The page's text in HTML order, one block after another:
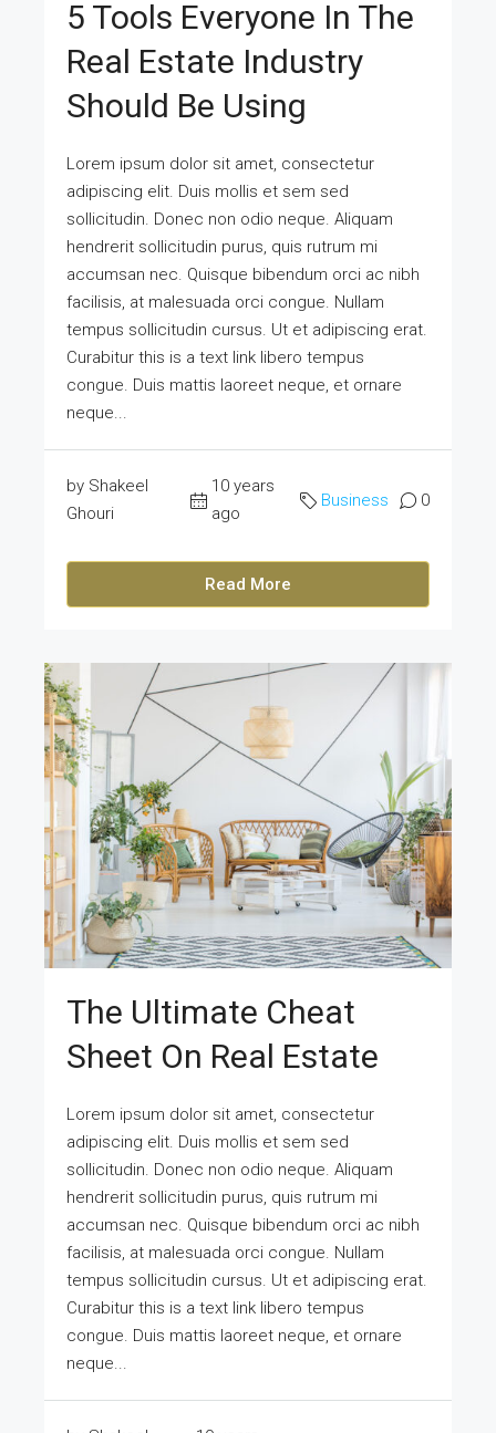
5 Tools Everyone In The
Real Estate Industry
Should Be Using
Lorem ipsum dolor sit amet, consectetur
adipiscing elit. Duis mollis et sem sed
sollicitudin. Donec non odio neque. Aliquam
hendrerit sollicitudin purus, quis rutrum mi
accumsan nec. Quisque bibendum orci ac nibh
facilisis, at malesuada orci congue. Nullam
tempus sollicitudin cursus. Ut et adipiscing erat.
Curabitur this is a text link libero tempus
congue. Duis mattis laoreet neque, et ornare
neque...
by Shakeel
Ghouri
10 years
ago
Business 0
Read More
The Ultimate Cheat
Sheet On Real Estate
Lorem ipsum dolor sit amet, consectetur
adipiscing elit. Duis mollis et sem sed
sollicitudin. Donec non odio neque. Aliquam
hendrerit sollicitudin purus, quis rutrum mi
accumsan nec. Quisque bibendum orci ac nibh
facilisis, at malesuada orci congue. Nullam
tempus sollicitudin cursus. Ut et adipiscing erat.
Curabitur this is a text link libero tempus
congue. Duis mattis laoreet neque, et ornare
neque...